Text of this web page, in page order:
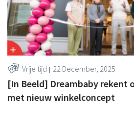
Vrije tijd 22 December, 2025
[In Beeld] Dreambaby rekent
met nieuw winkelconcept